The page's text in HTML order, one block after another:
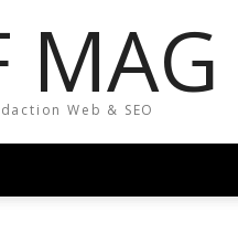
MAG
Web & SEO